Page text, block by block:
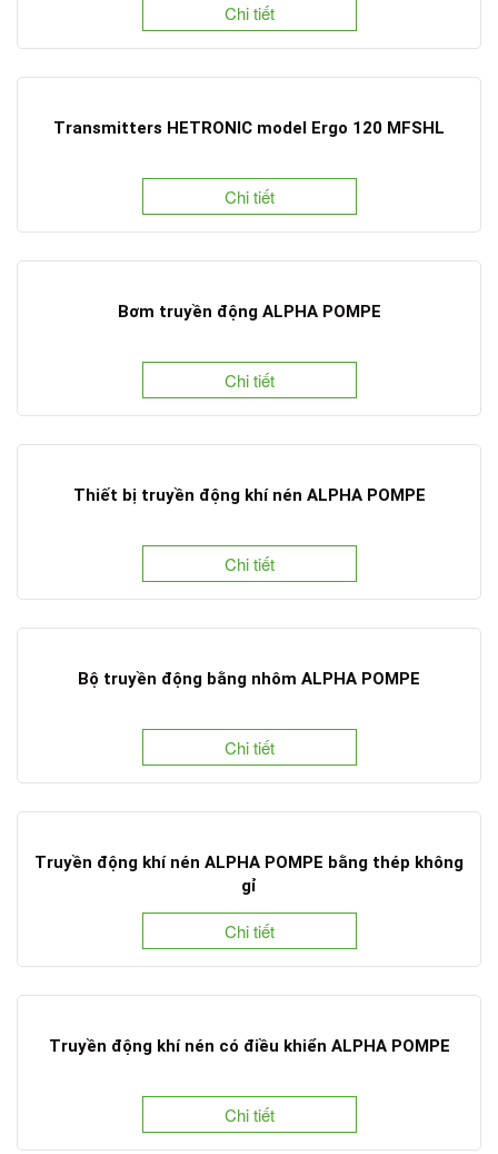
Chi tiết
Transmitters HETRONIC model Ergo 120 MFSHL
Chi tiết
Bơm truyền động ALPHA POMPE
Chi tiết
Thiết bị truyền động khí nén ALPHA POMPE
Chi tiết
Bộ truyền động bằng nhôm ALPHA POMPE
Chi tiết
Truyền động khí nén ALPHA POMPE bằng thép không
gỉ
Chi tiết
Truyền động khí nén có điều khiển ALPHA POMPE
Chi tiết